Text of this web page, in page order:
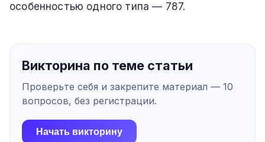
особенностью одного типа — 787.
Викторина по теме статьи
Проверьте себя и закрепите материал — 10
вопросов, без регистрации.
Начать викторину